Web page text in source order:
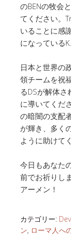
のBENの牧会
てください。
いることに感
になっている
日本と世界の
領チームを祝
るDSが解体
に導いてくだ
の暗闇の支配
が輝き、多く
ように助けて
今日もあなた
前でお祈りしま
アーメン！
カテゴリー:
ン, ローマ人へ